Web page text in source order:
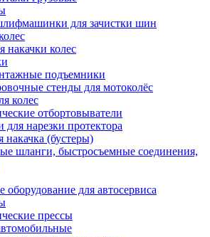
для зачистки шин
накачки колес
подъемники
стенды для мотоколёс
колес
отбортовыватели
нарезки протектора
накачка (бустеры)
шланги, быстросъемные соединения,
оборудование для автосервиса
прессы